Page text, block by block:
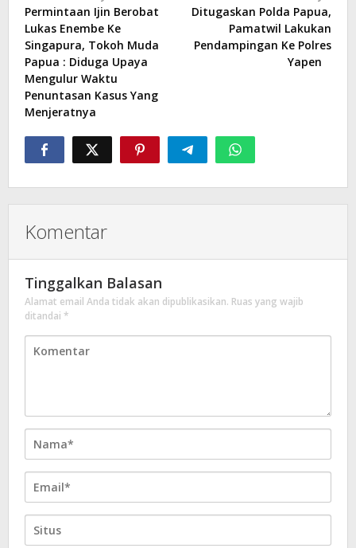
pos
Permintaan Ijin Berobat
Lukas Enembe Ke
Singapura, Tokoh Muda
Papua : Diduga Upaya
Mengulur Waktu
Penuntasan Kasus Yang
Menjeratnya
Ditugaskan Polda Papua,
Pamatwil Lakukan
Pendampingan Ke Polres
Yapen
Komentar
Tinggalkan Balasan
Alamat email Anda tidak akan dipublikasikan. Ruas yang wajib
ditandai *